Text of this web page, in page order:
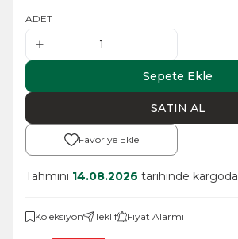
ADET
Sepete Ekle
SATIN AL
Favoriye Ekle
Tahmini 14.08.2026 tarihinde kargoda
Koleksiyon Teklif Fiyat Alarmı